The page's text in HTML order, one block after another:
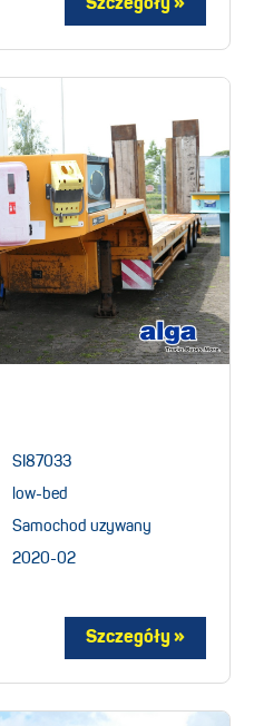
SI87033
low-bed
Samochod uzywany
2020-02